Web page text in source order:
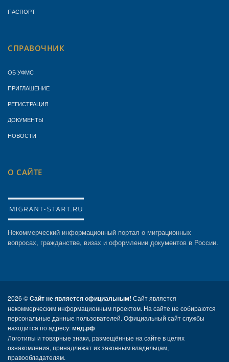
ПАСПОРТ
СПРАВОЧНИК
ОБ УФМС
ПРИГЛАШЕНИЕ
РЕГИСТРАЦИЯ
ДОКУМЕНТЫ
НОВОСТИ
О САЙТЕ
Некоммерческий информационный портал о миграционных
вопросах, гражданстве, визах и оформлении документов в России.
2026 ©Сайт не является официальным! Сайт является
некоммерческим информационным проектом. На сайте не собираются
персональные данные пользователей. Официальный сайт службы
находится по адресу:мвд.рф
Логотипы и товарные знаки, размещённые на сайте в целях
ознакомления, принадлежат их законным владельцам,
правообладателям.